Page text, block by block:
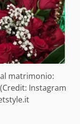
matrimonio:
Instagram